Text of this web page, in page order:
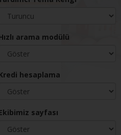
arama modülü
hesaplama
sayfası